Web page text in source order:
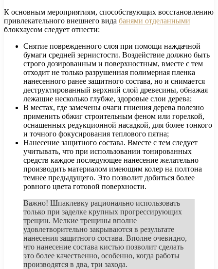
К основным мероприятиям, способствующих восстановлению
привлекательного внешнего вида банями отделанными
блокхаусом следует отнести:
Снятие поврежденного слоя при помощи наждачной
бумаги средней зернистости. Воздействие должно быть
строго дозированным и поверхностным, вместе с тем
отходит не только разрушенная полимерная пленка
нанесенного ранее защитного состава, но и снимается
деструктированный верхний слой древесины, обнажая
лежащие несколько глубже, здоровые слои дерева;
В местах, где замечены очаги гниения дерева полезно
применить обжиг строительным феном или горелкой,
оснащенных редукционной насадкой, для более тонкого
и точного фокусирования теплового пятна;
Нанесение защитного состава. Вместе с тем следует
учитывать, что при использовании тонированных
средств каждое последующее нанесение желательно
производить материалом имеющим колер на полтона
темнее предыдущего. Это позволит добиться более
ровного цвета готовой поверхности.
Важно! Шпаклевку рационально использовать
только при заделке крупных прогрессирующих
трещин. Мелкие трещины вполне
удовлетворительно закрываются в результате
нанесения защитного состава. Вполне очевидно,
что нанесение состава кистью позволит сделать
это более качественно, особенно, когда работы
производятся в два, три захода.